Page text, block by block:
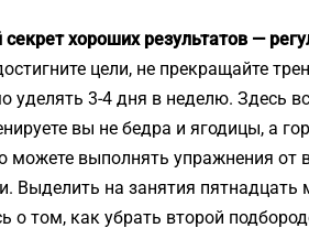
хороших результатов —
цели, не прекращайте
уделять 3-4 дня в неделю. Здесь
вы не бедра и ягодицы, а
можете выполнять упражнения от
Выделить на занятия пятнадцать
о том, как убрать второй